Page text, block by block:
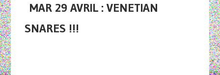
MAR 29 AVRIL : VENETIAN
SNARES !!!